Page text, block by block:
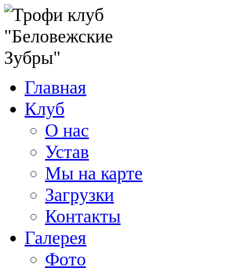
Главная
Клуб
О нас
Устав
Мы на карте
Загрузки
Контакты
Галерея
Фото